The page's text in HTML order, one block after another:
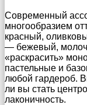
Современный
многообразием
красный,
— бежевый,
«раскрасить»
пастельные и
любой гардероб.
ли вы стать
лаконичность.